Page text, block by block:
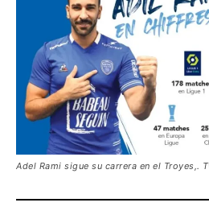
Adel Rami sigue su carrera en el Troyes,.